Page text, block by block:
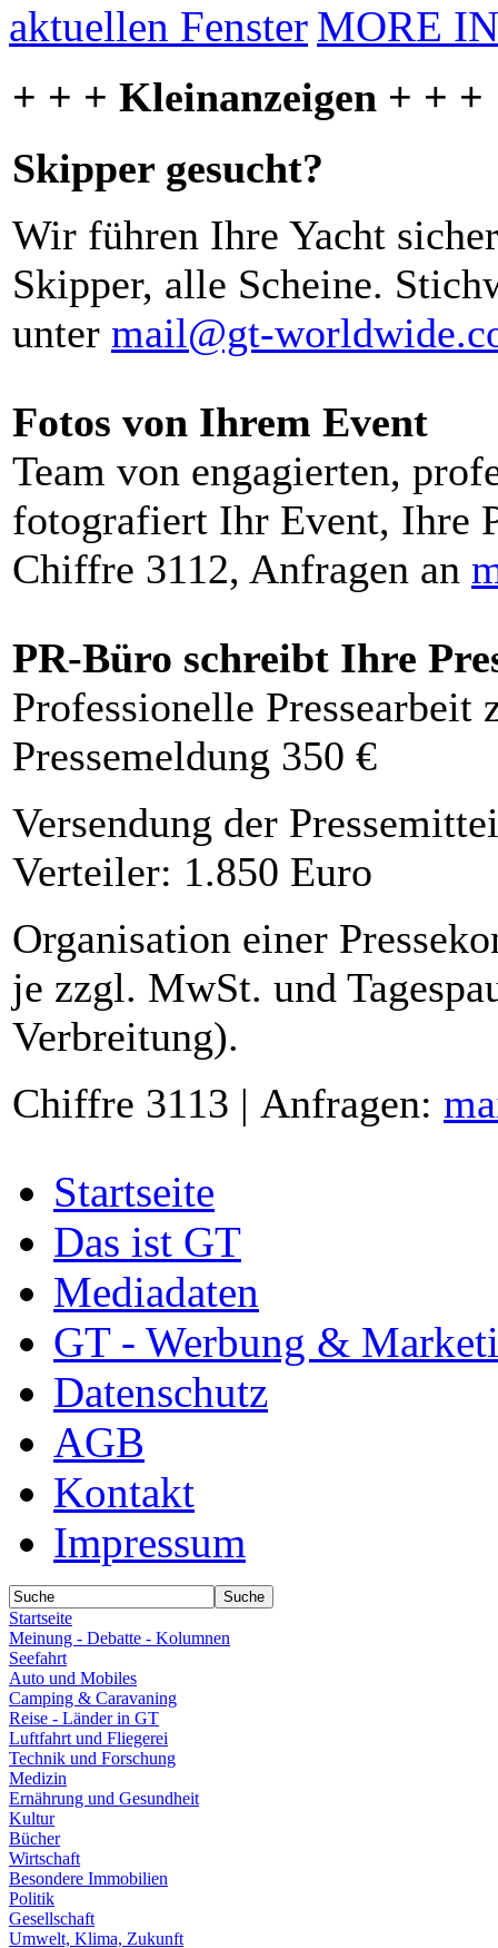
MORE
+ + + Kleinanzeigen + + +
Skipper gesucht?
Wir führen Ihre Yacht
Skipper, alle Scheine.
unter mail@gt-
Fotos von Ihrem Event
Team von engagierten,
fotografiert Ihr Event, Ihre
Chiffre 3112, Anfragen an
PR-Büro schreibt Ihre
Professionelle Pressearbeit
Pressemeldung 350 €
Versendung der
Verteiler: 1.850 Euro
Organisation einer
je zzgl. MwSt. und
Verbreitung).
Chiffre 3113 | Anfragen:
Startseite
Das ist GT
Mediadaten
GT - Werbung &
Datenschutz
AGB
Kontakt
Impressum
Startseite
Meinung - Debatte - Kolumnen
Seefahrt
Auto und Mobiles
Camping & Caravaning
Reise - Länder in GT
Luftfahrt und Fliegerei
Technik und Forschung
Medizin
Ernährung und Gesundheit
Kultur
Bücher
Wirtschaft
Besondere Immobilien
Politik
Gesellschaft
Umwelt, Klima, Zukunft